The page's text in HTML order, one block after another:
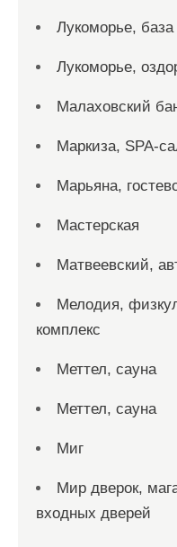
Лукоморье,
Лукоморье,
Малаховский
Маркиза, SPA-
Марьяна,
Мастерская
Матвеевский,
Мелодия,
комплекс
Меттел, сауна
Меттел, сауна
Миг
Мир дверок,
входных дверей